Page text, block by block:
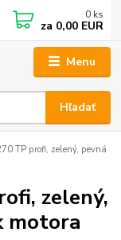
Menu
Hľadať
0 ks
za 0,00 EUR
TP profi, zelený, pevná
zelený,
motora